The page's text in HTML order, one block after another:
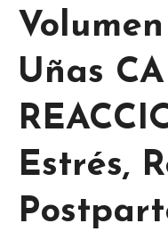
Uñas
Estrés,